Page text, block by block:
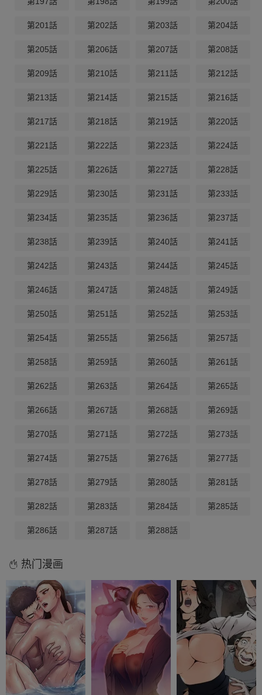
第201話 第202話 第203話 第204話
第205話 第206話 第207話 第208話
第209話 第210話 第211話 第212話
第213話 第214話 第215話 第216話
第217話 第218話 第219話 第220話
第221話 第222話 第223話 第224話
第225話 第226話 第227話 第228話
第229話 第230話 第231話 第233話
第234話 第235話 第236話 第237話
第238話 第239話 第240話 第241話
第242話 第243話 第244話 第245話
第246話 第247話 第248話 第249話
第250話 第251話 第252話 第253話
第254話 第255話 第256話 第257話
第258話 第259話 第260話 第261話
第262話 第263話 第264話 第265話
第266話 第267話 第268話 第269話
第270話 第271話 第272話 第273話
第274話 第275話 第276話 第277話
第278話 第279話 第280話 第281話
第282話 第283話 第284話 第285話
第286話 第287話 第288話
热门漫画